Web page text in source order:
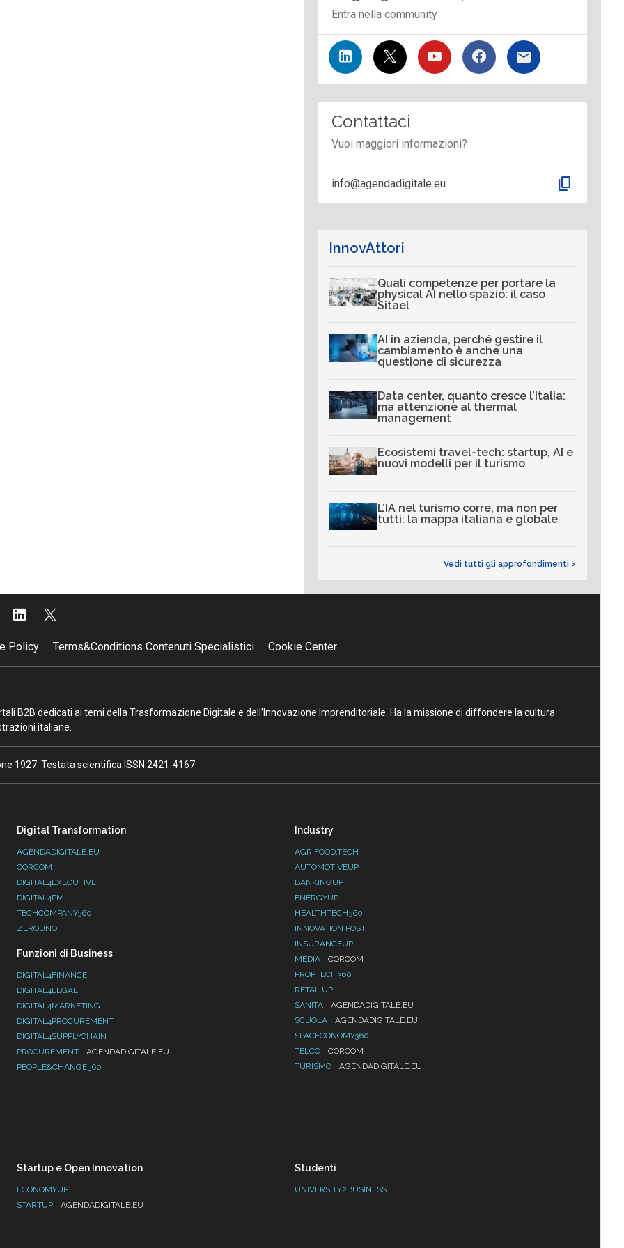
Entra nella community
Contattaci
Vuoi maggiori informazioni?
info@agendadigitale.eu content_copy
InnovAttori
Quali competenze per portare la
physical AI nello spazio: il caso
Sitael
AI in azienda, perché gestire il
cambiamento è anche una
questione di sicurezza
Data center, quanto cresce l’Italia:
ma attenzione al thermal
management
Ecosistemi travel-tech: startup, AI e
nuovi modelli per il turismo
L’IA nel turismo corre, ma non per
tutti: la mappa italiana e globale
Vedi tutti gli approfondimenti >
Policy Terms&Conditions Contenuti Specialistici Cookie Center
B2B dedicati ai temi della Trasformazione Digitale e dell’Innovazione Imprenditoriale. Ha la missione di diffondere la cultura
italiane.
1927. Testata scientifica ISSN 2421-4167
Digital Transformation
AGENDADIGITALE.EU
CORCOM
DIGITAL4EXECUTIVE
DIGITAL4PMI
TECHCOMPANY360
ZEROUNO
Funzioni di Business
DIGITAL4FINANCE
DIGITAL4LEGAL
DIGITAL4MARKETING
DIGITAL4PROCUREMENT
DIGITAL4SUPPLYCHAIN
PROCUREMENT
AGENDADIGITALE.EU
PEOPLE&CHANGE360
Industry
AGRIFOOD.TECH
AUTOMOTIVEUP
BANKINGUP
ENERGYUP
HEALTHTECH360
INNOVATION POST
INSURANCEUP
MEDIA
CORCOM
PROPTECH360
RETAILUP
SANITÀ
AGENDADIGITALE.EU
SCUOLA
AGENDADIGITALE.EU
SPACECONOMY360
TELCO
CORCOM
TURISMO
AGENDADIGITALE.EU
Startup e Open Innovation
ECONOMYUP
STARTUP
AGENDADIGITALE.EU
Studenti
UNIVERSITY2BUSINESS